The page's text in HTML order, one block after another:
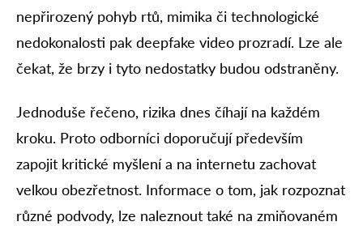
nepřirozený pohyb rtů, mimika či technologické
nedokonalosti pak deepfake video prozradí. Lze ale
čekat, že brzy i tyto nedostatky budou odstraněny.
Jednoduše řečeno, rizika dnes číhají na každém
kroku. Proto odborníci doporučují především
zapojit kritické myšlení a na internetu zachovat
velkou obezřetnost. Informace o tom, jak rozpoznat
různé podvody, lze naleznout také na zmiňovaném